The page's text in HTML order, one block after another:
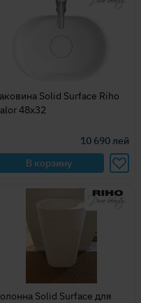
Solid Surface Riho
48x32
10 690лей
В корзину
Solid Surface для